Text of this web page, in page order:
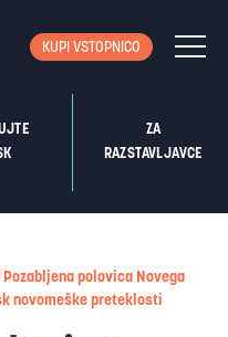
KUPI VSTOPNICO
ZA
RAZSTAVLJAVCE
Pozabljena polovica Novega
novomeške preteklosti